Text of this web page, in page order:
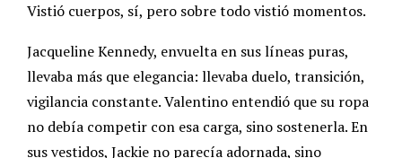
Vistió cuerpos, sí, pero sobre todo vistió momentos.
Jacqueline Kennedy, envuelta en sus líneas puras,
llevaba más que elegancia: llevaba duelo, transición,
vigilancia constante. Valentino entendió que su ropa
no debía competir con esa carga, sino sostenerla. En
sus vestidos, Jackie no parecía adornada, sino